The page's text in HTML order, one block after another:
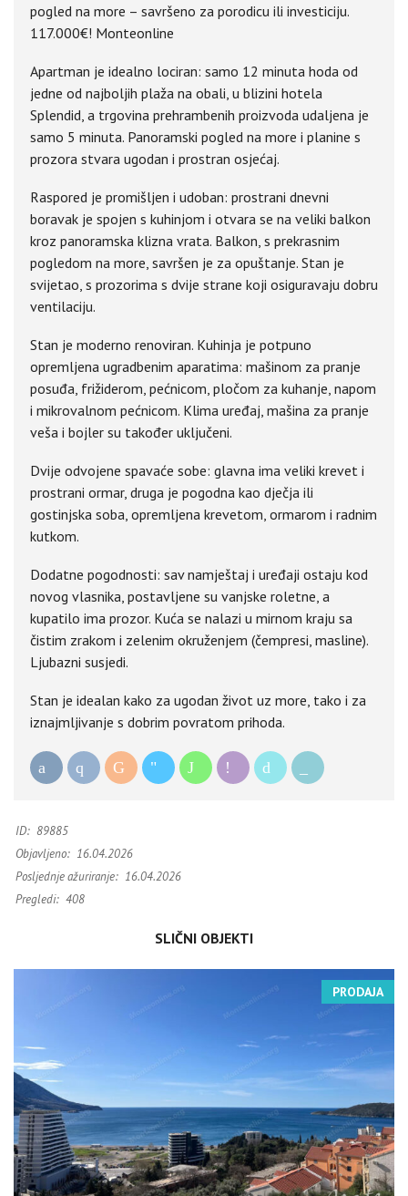
pogled na more – savršeno za porodicu ili investiciju.
117.000€! Monteonline
Apartman je idealno lociran: samo 12 minuta hoda od
jedne od najboljih plaža na obali, u blizini hotela
Splendid, a trgovina prehrambenih proizvoda udaljena je
samo 5 minuta. Panoramski pogled na more i planine s
prozora stvara ugodan i prostran osjećaj.
Raspored je promišljen i udoban: prostrani dnevni
boravak je spojen s kuhinjom i otvara se na veliki balkon
kroz panoramska klizna vrata. Balkon, s prekrasnim
pogledom na more, savršen je za opuštanje. Stan je
svijetao, s prozorima s dvije strane koji osiguravaju dobru
ventilaciju.
Stan je moderno renoviran. Kuhinja je potpuno
opremljena ugradbenim aparatima: mašinom za pranje
posuđa, frižiderom, pećnicom, pločom za kuhanje, napom
i mikrovalnom pećnicom. Klima uređaj, mašina za pranje
veša i bojler su također uključeni.
Dvije odvojene spavaće sobe: glavna ima veliki krevet i
prostrani ormar, druga je pogodna kao dječja ili
gostinjska soba, opremljena krevetom, ormarom i radnim
kutkom.
Dodatne pogodnosti: sav namještaj i uređaji ostaju kod
novog vlasnika, postavljene su vanjske roletne, a
kupatilo ima prozor. Kuća se nalazi u mirnom kraju sa
čistim zrakom i zelenim okruženjem (čempresi, masline).
Ljubazni susjedi.
Stan je idealan kako za ugodan život uz more, tako i za
iznajmljivanje s dobrim povratom prihoda.
ID: 89885
Objavljeno: 16.04.2026
Posljednje ažuriranje: 16.04.2026
Pregledi: 408
SLIČNI OBJEKTI
PRODAJA